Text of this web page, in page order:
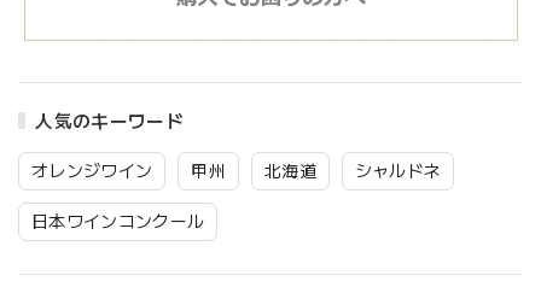
人気のキーワード
オレンジワイン 甲州 北海道 シャルドネ
日本ワインコンクール